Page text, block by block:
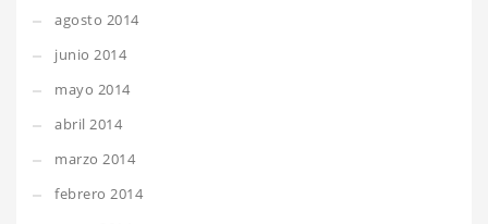
agosto 2014
junio 2014
mayo 2014
abril 2014
marzo 2014
febrero 2014